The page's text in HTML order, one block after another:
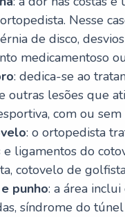
Nesse
de disco,
medicamentoso
: dedica-se ao
outras lesões que
com ou
: o ortopedista
e ligamentos do
cotovelo de
punho: a área
síndrome do